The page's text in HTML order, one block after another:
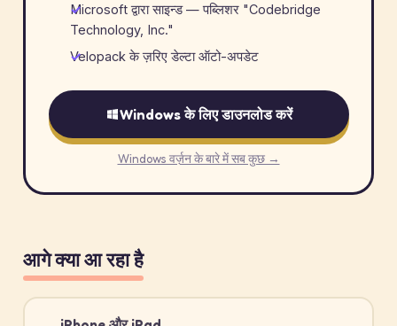
Microsoft द्वारा साइन्ड — पब्लिशर "Codebridge
Technology, Inc."
Velopack के ज़रिए डेल्टा ऑटो-अपडेट
Windows के लिए डाउनलोड करें
Windows वर्ज़न के बारे में सब कुछ →
आगे क्या आ रहा है